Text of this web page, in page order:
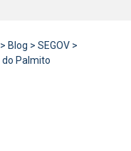
> Blog > SEGOV >
Palmito